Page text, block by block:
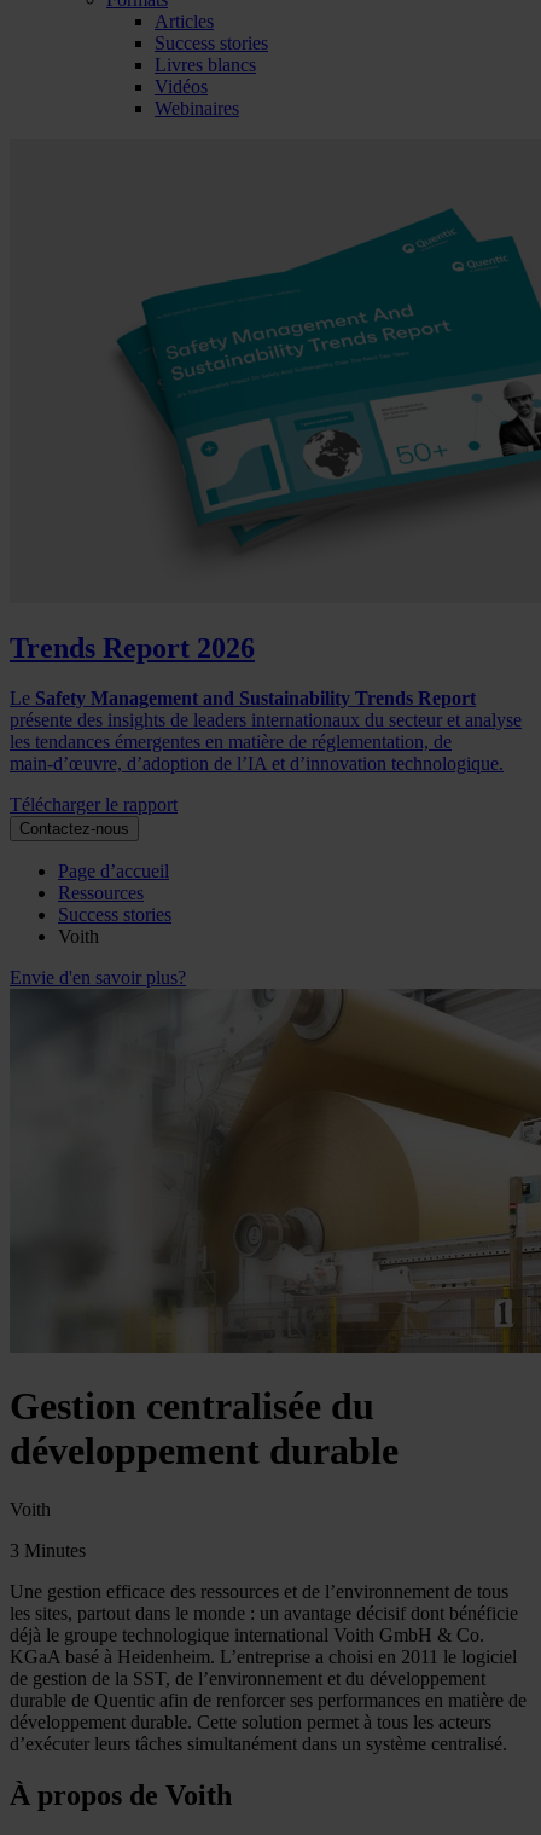
Articles
Success stories
Livres blancs
Vidéos
Webinaires
Trends Report 2026
Le Safety Management and Sustainability Trends Report
présente des insights de leaders internationaux du secteur et analyse
les tendances émergentes en matière de réglementation, de
main‑d’œuvre, d’adoption de l’IA et d’innovation technologique.
Télécharger le rapport
Contactez-nous
Page d’accueil
Ressources
Success stories
Voith
Envie d'en savoir plus?
Gestion centralisée du
développement durable
Voith
3 Minutes
Une gestion efficace des ressources et de l’environnement de tous
les sites, partout dans le monde : un avantage décisif dont bénéficie
déjà le groupe technologique international Voith GmbH & Co.
KGaA basé à Heidenheim. L’entreprise a choisi en 2011 le logiciel
de gestion de la SST, de l’environnement et du développement
durable de Quentic afin de renforcer ses performances en matière de
développement durable. Cette solution permet à tous les acteurs
d’exécuter leurs tâches simultanément dans un système centralisé.
À propos de Voith